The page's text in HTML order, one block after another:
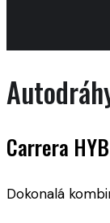
Carrera
Dokonalá